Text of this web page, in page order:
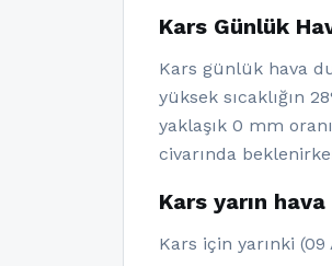
Kars Günlük
Kars günlük hava
yüksek sıcaklığın
yaklaşık 0 mm
civarında
Kars yarın
Kars için yarınki